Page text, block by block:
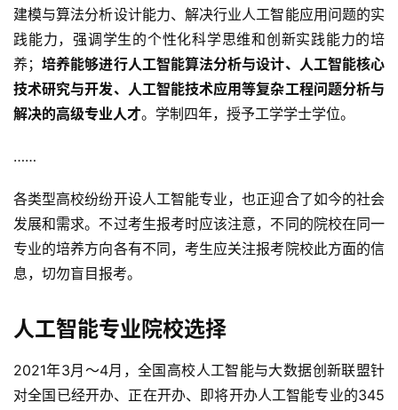
建模与算法分析设计能力、解决行业人工智能应用问题的实
践能力，强调学生的个性化科学思维和创新实践能力的培
养；培养能够进行人工智能算法分析与设计、人工智能核心
技术研究与开发、人工智能技术应用等复杂工程问题分析与
解决的高级专业人才。学制四年，授予工学学士学位。
……
各类型高校纷纷开设人工智能专业，也正迎合了如今的社会
发展和需求。不过考生报考时应该注意，不同的院校在同一
专业的培养方向各有不同，考生应关注报考院校此方面的信
息，切勿盲目报考。
人工智能专业院校选择
2021年3月～4月，全国高校人工智能与大数据创新联盟针
对全国已经开办、正在开办、即将开办人工智能专业的345